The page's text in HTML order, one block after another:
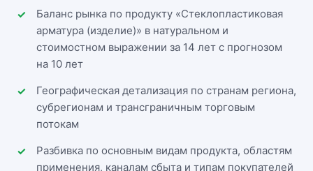
Баланс рынка по продукту «Стеклопластиковая
арматура (изделие)» в натуральном и
стоимостном выражении за 14 лет с прогнозом
на 10 лет
Географическая детализация по странам региона,
субрегионам и трансграничным торговым
потокам
Разбивка по основным видам продукта, областям
применения, каналам сбыта и типам покупателей